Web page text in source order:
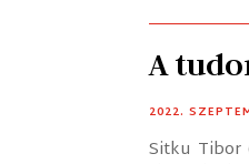
A
2022.
Sitku Tibor